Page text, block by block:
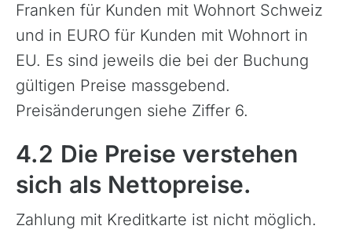
Franken für Kunden mit Wohnort Schweiz
und in EURO für Kunden mit Wohnort in
EU. Es sind jeweils die bei der Buchung
gültigen Preise massgebend.
Preisänderungen siehe Ziffer 6.
4.2 Die Preise verstehen
sich als Nettopreise.
Zahlung mit Kreditkarte ist nicht möglich.